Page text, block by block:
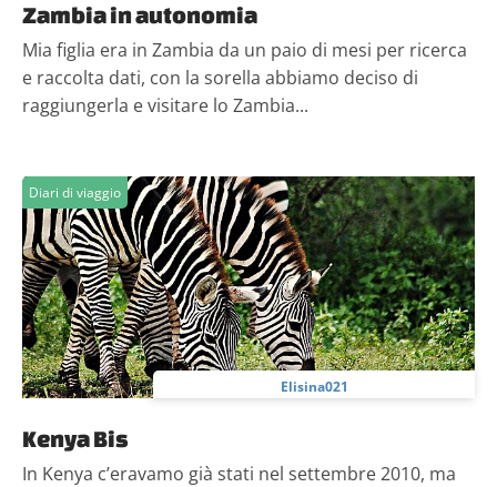
Zambia in autonomia
Mia figlia era in Zambia da un paio di mesi per ricerca
e raccolta dati, con la sorella abbiamo deciso di
raggiungerla e visitare lo Zambia...
Diari di viaggio
Elisina021
Kenya Bis
In Kenya c’eravamo già stati nel settembre 2010, ma